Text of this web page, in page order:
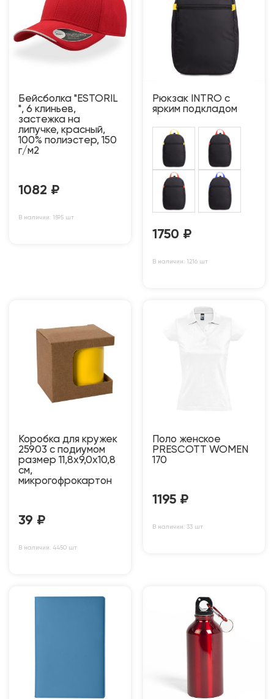
Бейсболка "ESTORIL
", 6 клиньев,
застежка на
липучке, красный,
100% полиэстер, 150
г/м2
1082 ₽
В наличии: 1595 шт
Рюкзак INTRO с
ярким подкладом
1750 ₽
В наличии: 1216 шт
Коробка для кружек
25903 с подиумом
размер 11,8х9,0х10,8
см,
микрогофрокартон
39 ₽
В наличии: 4450 шт
Поло женское
PRESCOTT WOMEN
170
1195 ₽
В наличии: 33 шт